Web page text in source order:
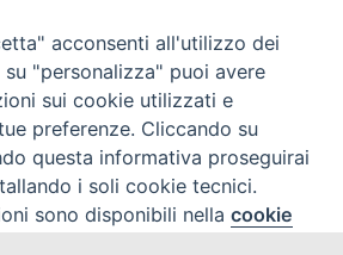
DI AOSTA
D'AOSTE
de Sales 3/A 11100 Aosta
| fax: 0165.238517
Preferenze Cookie
acconsenti all'utilizzo dei
"personalizza" puoi avere
sui cookie utilizzati e
preferenze. Cliccando su
questa informativa proseguirai
i soli cookie tecnici.
sono disponibili nellacookie